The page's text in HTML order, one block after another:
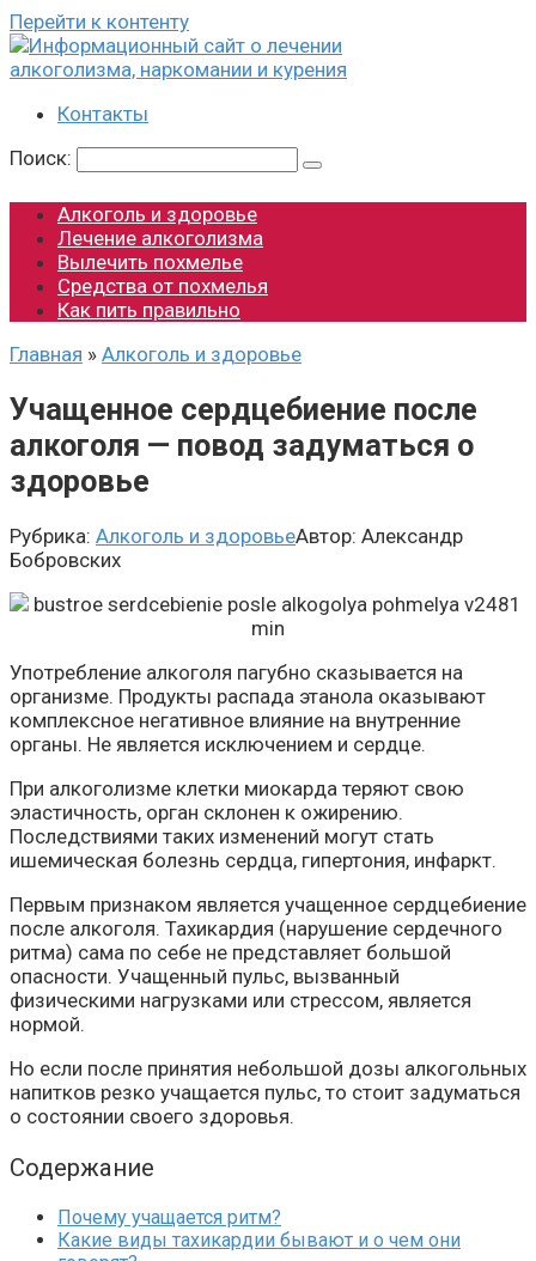
Перейти к контенту
Контакты
Поиск:
Алкоголь и здоровье
Лечение алкоголизма
Вылечить похмелье
Средства от похмелья
Как пить правильно
Главная » Алкоголь и здоровье
Учащенное сердцебиение после
алкоголя — повод задуматься о
здоровье
Рубрика: Алкоголь и здоровьеАвтор: Александр
Бобровских
Употребление алкоголя пагубно сказывается на
организме. Продукты распада этанола оказывают
комплексное негативное влияние на внутренние
органы. Не является исключением и сердце.
При алкоголизме клетки миокарда теряют свою
эластичность, орган склонен к ожирению.
Последствиями таких изменений могут стать
ишемическая болезнь сердца, гипертония, инфаркт.
Первым признаком является учащенное сердцебиение
после алкоголя. Тахикардия (нарушение сердечного
ритма) сама по себе не представляет большой
опасности. Учащенный пульс, вызванный
физическими нагрузками или стрессом, является
нормой.
Но если после принятия небольшой дозы алкогольных
напитков резко учащается пульс, то стоит задуматься
о состоянии своего здоровья.
Содержание
Почему учащается ритм?
Какие виды тахикардии бывают и о чем они